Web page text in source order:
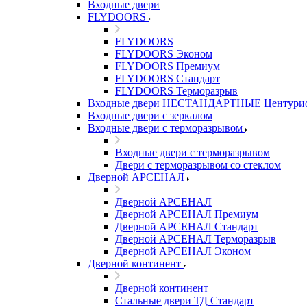
Входные двери
FLYDOORS
FLYDOORS
FLYDOORS Эконом
FLYDOORS Премиум
FLYDOORS Стандарт
FLYDOORS Терморазрыв
Входные двери НЕСТАНДАРТНЫЕ
Входные двери с зеркалом
Входные двери с терморазрывом
Входные двери с терморазрывом
Двери с терморазрывом со стеклом
Дверной АРСЕНАЛ
Дверной АРСЕНАЛ
Дверной АРСЕНАЛ Премиум
Дверной АРСЕНАЛ Стандарт
Дверной АРСЕНАЛ Терморазрыв
Дверной АРСЕНАЛ Эконом
Дверной континент
Дверной континент
Стальные двери ТД Стандарт